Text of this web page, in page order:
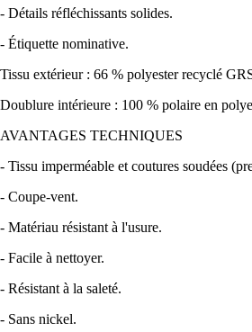
- Détails réfléchissants solides.
- Étiquette nominative.
Tissu extérieur : 66 % polyester recyclé
Doublure intérieure : 100 % polaire en
AVANTAGES TECHNIQUES
- Tissu imperméable et coutures soudées
- Coupe-vent.
- Matériau résistant à l'usure.
- Facile à nettoyer.
- Résistant à la saleté.
- Sans nickel.